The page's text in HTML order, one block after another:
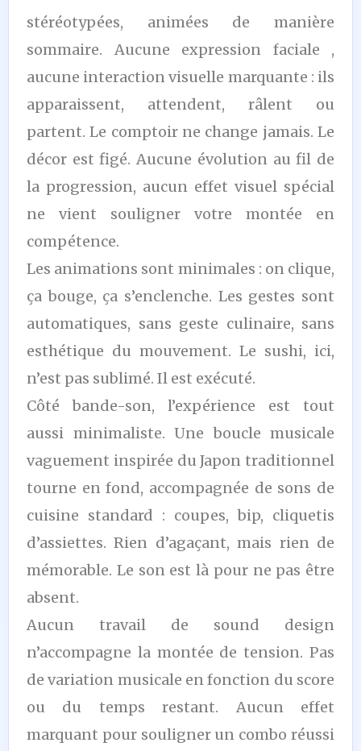
stéréotypées, animées de manière
sommaire. Aucune expression faciale ,
aucune interaction visuelle marquante : ils
apparaissent, attendent, râlent ou
partent. Le comptoir ne change jamais. Le
décor est figé. Aucune évolution au fil de
la progression, aucun effet visuel spécial
ne vient souligner votre montée en
compétence.
Les animations sont minimales : on clique,
ça bouge, ça s’enclenche. Les gestes sont
automatiques, sans geste culinaire, sans
esthétique du mouvement. Le sushi, ici,
n’est pas sublimé. Il est exécuté.
Côté bande-son, l’expérience est tout
aussi minimaliste. Une boucle musicale
vaguement inspirée du Japon traditionnel
tourne en fond, accompagnée de sons de
cuisine standard : coupes, bip, cliquetis
d’assiettes. Rien d’agaçant, mais rien de
mémorable. Le son est là pour ne pas être
absent.
Aucun travail de sound design
n’accompagne la montée de tension. Pas
de variation musicale en fonction du score
ou du temps restant. Aucun effet
marquant pour souligner un combo réussi